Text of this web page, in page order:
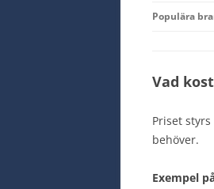
Populära
Vad
Priset
behöver.
Exempel